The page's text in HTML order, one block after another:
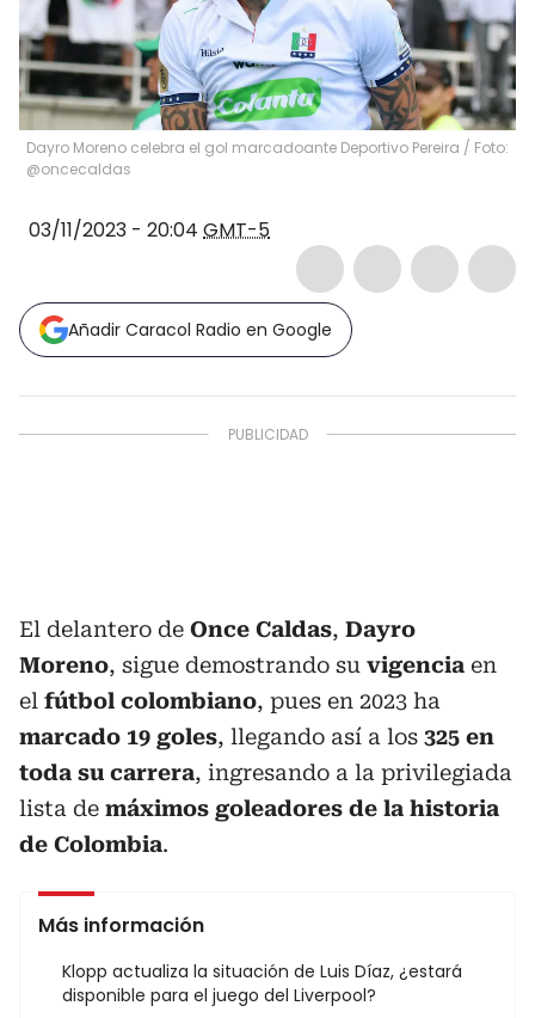
Dayro Moreno celebra el gol marcadoante Deportivo Pereira / Foto:
@oncecaldas
03/11/2023 - 20:04 GMT-5
Añadir Caracol Radio en Google
El delantero de Once Caldas, Dayro
Moreno, sigue demostrando su vigencia en
el fútbol colombiano, pues en 2023 ha
marcado 19 goles, llegando así a los 325 en
toda su carrera, ingresando a la privilegiada
lista de máximos goleadores de la historia
de Colombia.
Más información
Klopp actualiza la situación de Luis Díaz, ¿estará
disponible para el juego del Liverpool?